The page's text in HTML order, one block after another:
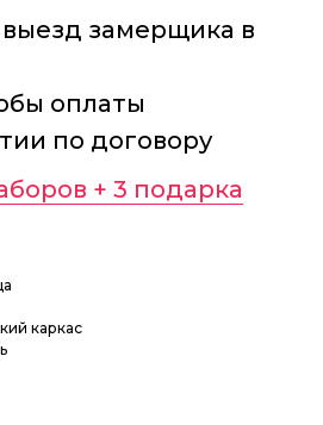
замерщика в
оплаты
по договору
+ 3 подарка
каркас